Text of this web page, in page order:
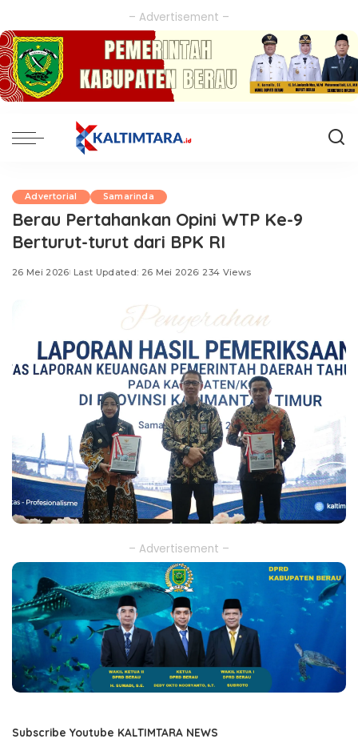
– Advertisement –
Advertorial Samarinda
Berau Pertahankan Opini WTP Ke-9
Berturut-turut dari BPK RI
26 Mei 2026 Last Updated: 26 Mei 2026 234 Views
– Advertisement –
Subscribe Youtube KALTIMTARA NEWS